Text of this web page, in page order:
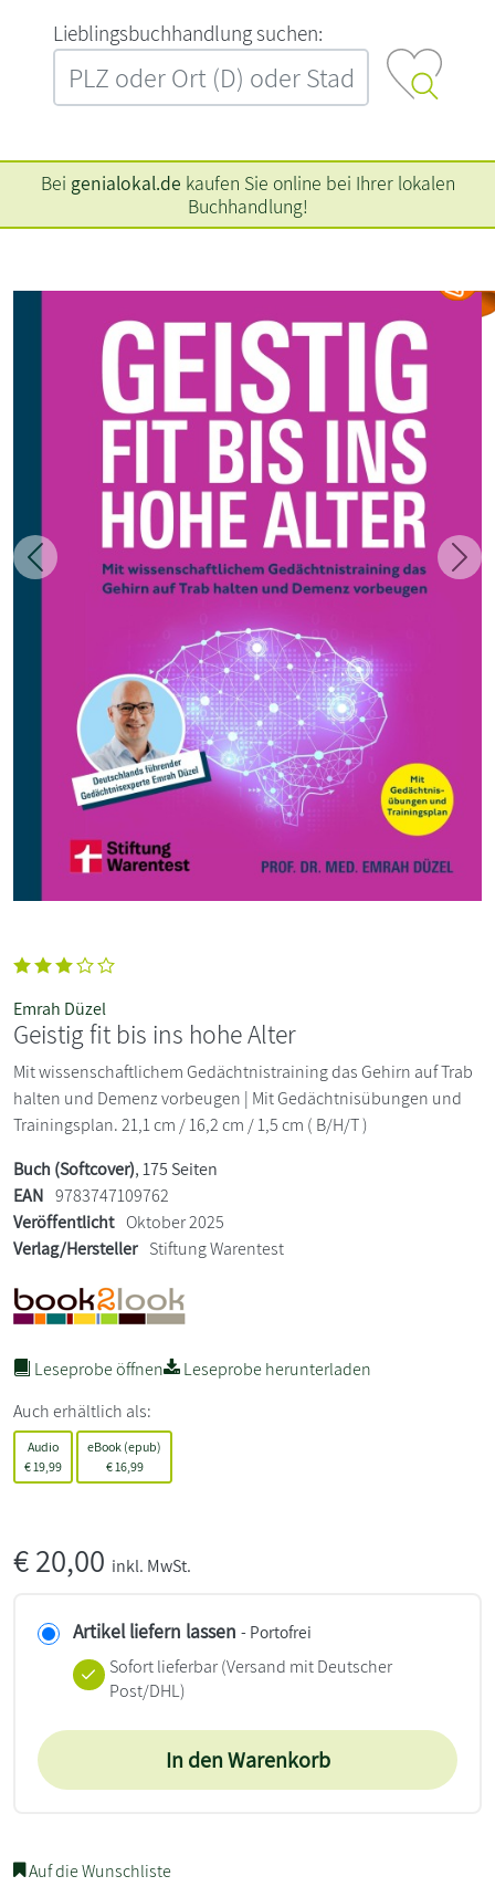
L‍i‍e‍b‍l‍i‍n‍g‍s‍b‍u‍c‍h‍h‍a‍n‍d‍l‍u‍n‍g‍ ‍s‍u‍c‍h‍e‍n‍:‍
Bei genialokal.de kaufen Sie online bei Ihrer lokalen
Buchhandlung!
Zurück
Emrah Düzel
Geistig fit bis ins hohe Alter
Mit wissenschaftlichem Gedächtnistraining das Gehirn auf Trab
halten und Demenz vorbeugen | Mit Gedächtnisübungen und
Trainingsplan. 21,1 cm / 16,2 cm / 1,5 cm ( B/H/T )
Buch (Softcover), 175 Seiten
EAN 9783747109762
Veröffentlicht Oktober 2025
Verlag/Hersteller Stiftung Warentest
Leseprobe öffnen
Leseprobe herunterladen
Auch erhältlich als:
Audio
€19,99
eBook (epub)
€16,99
€20,00 inkl. MwSt.
Artikel liefern lassen - Portofrei
Sofort lieferbar(Versand mit Deutscher
Post/DHL)
In den Warenkorb
Auf die Wunschliste